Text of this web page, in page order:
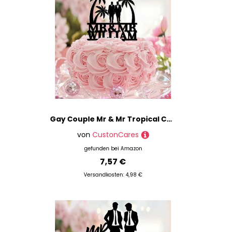
Gay Couple Mr & Mr Tropical Cake Topper Tree with Grooms Date Gays Happy Birthday Cake Topper Gay and Lesbian Acrylic Black Graduation Wedding Pastries Decorations Funny Gifts for Adults Girls
von CustonCares
gefunden bei Amazon
7,57 €
Versandkosten: 4,98 €